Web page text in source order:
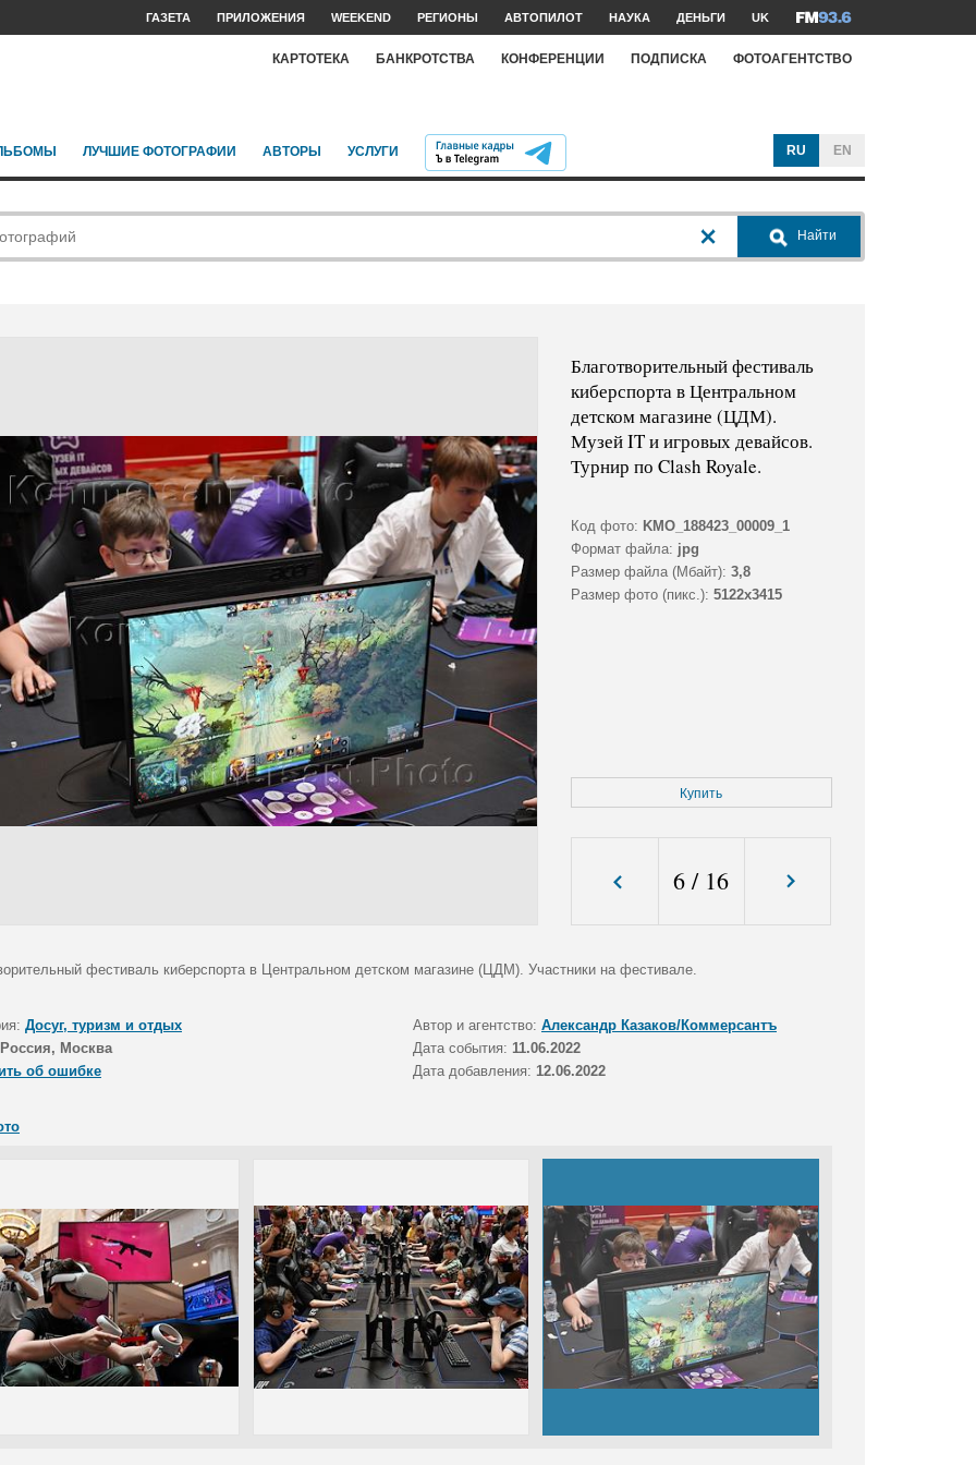
ГАЗЕТА ПРИЛОЖЕНИЯ WEEKEND РЕГИОНЫ АВТОПИЛОТ НАУКА ДЕНЬГИ UK
КАРТОТЕКА БАНКРОТСТВА КОНФЕРЕНЦИИ ПОДПИСКА ФОТОАГЕНТСТВО
ЛУЧШИЕ ФОТОГРАФИИ АВТОРЫ УСЛУГИ RU EN
Найти
Благотворительный фестиваль
киберспорта в Центральном
детском магазине (ЦДМ).
Музей IT и игровых девайсов.
Турнир по Clash Royale.
Код фото: KMO_188423_00009_1
Формат файла: jpg
Размер файла (Мбайт): 3,8
Размер фото (пикс.): 5122x3415
Купить
6 / 16
фестиваль киберспорта в Центральном детском магазине (ЦДМ). Участники на фестивале.
Досуг, туризм и отдых Автор и агентство: Александр Казаков/Коммерсантъ
Россия, Москва Дата события: 11.06.2022
об ошибке
Дата добавления: 12.06.2022